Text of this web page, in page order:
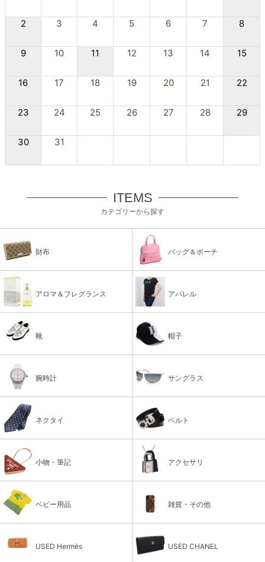
2 3 4 5 6 7 8
9 10 11 12 13 14 15
16 17 18 19 20 21 22
23 24 25 26 27 28 29
30 31
ITEMS
カテゴリーから探す
財布 バッグ＆ポーチ
アロマ＆フレグランス アパレル
靴 帽子
腕時計 サングラス
ネクタイ ベルト
小物・筆記 アクセサリ
ベビー用品 雑貨・その他
USED Hermès USED CHANEL